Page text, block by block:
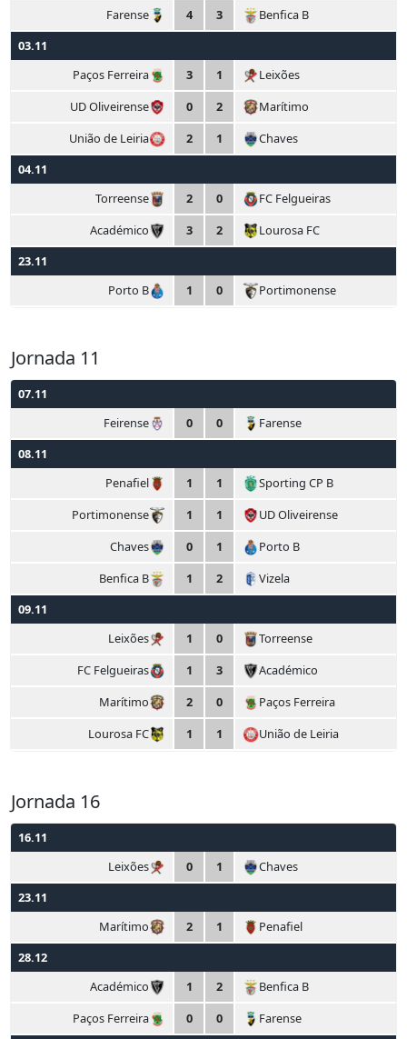
Farense
4 3
Benfica B
03.11
Paços Ferreira
3 1
Leixões
UD Oliveirense
0 2
Marítimo
União de Leiria
2 1
Chaves
04.11
Torreense
2 0
FC Felgueiras
Académico
3 2
Lourosa FC
23.11
Porto B
1 0 Portimonense
Jornada 11
07.11
Feirense
0 0
Farense
08.11
Penafiel
1 1
Sporting CP B
Portimonense
1 1
UD Oliveirense
Chaves
0 1
Porto B
Benfica B
1 2
Vizela
09.11
Leixões
1 0
Torreense
FC Felgueiras
1 3
Académico
Marítimo
2 0
Paços Ferreira
Lourosa FC
1 1 União de Leiria
Jornada 16
16.11
Leixões
0 1
Chaves
23.11
Marítimo
2 1
Penafiel
28.12
Académico
1 2
Benfica B
Paços Ferreira
0 0
Farense